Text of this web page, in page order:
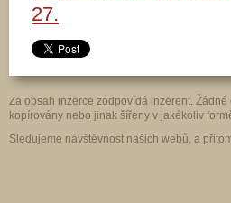
27.
Za obsah inzerce zodpovídá inzerent.
kopírovány nebo jinak šířeny v jakékoliv
Sledujeme návštěvnost našich webů, a